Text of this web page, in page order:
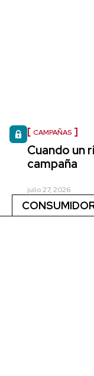
CAMPAÑAS
Cuando un
campaña
julio 27, 2026